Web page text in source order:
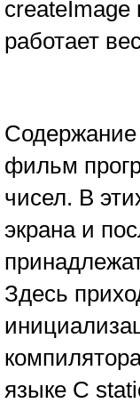
createImage
работает
фильм
чисел. В
экрана и
Здесь
языке C